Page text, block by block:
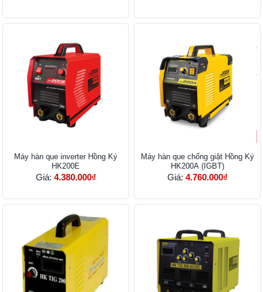
Máy hàn que inverter Hồng Ký
HK200E
Giá: 4.380.000₫
Máy hàn que chống giật Hồng Ký
HK200A (IGBT)
Giá: 4.760.000₫